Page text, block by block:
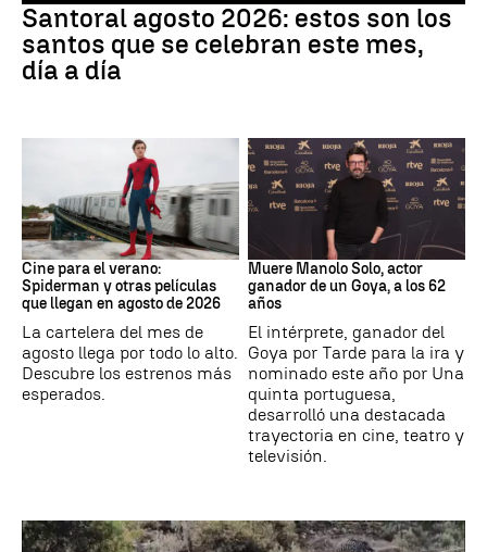
Santoral agosto 2026: estos son los
santos que se celebran este mes,
día a día
Cine
Cine para el verano:
Spiderman y otras películas
que llegan en agosto de 2026
La cartelera del mes de
agosto llega por todo lo alto.
Descubre los estrenos más
esperados.
Actor
Muere Manolo Solo, actor
ganador de un Goya, a los 62
años
El intérprete, ganador del
Goya por Tarde para la ira y
nominado este año por Una
quinta portuguesa,
desarrolló una destacada
trayectoria en cine, teatro y
televisión.